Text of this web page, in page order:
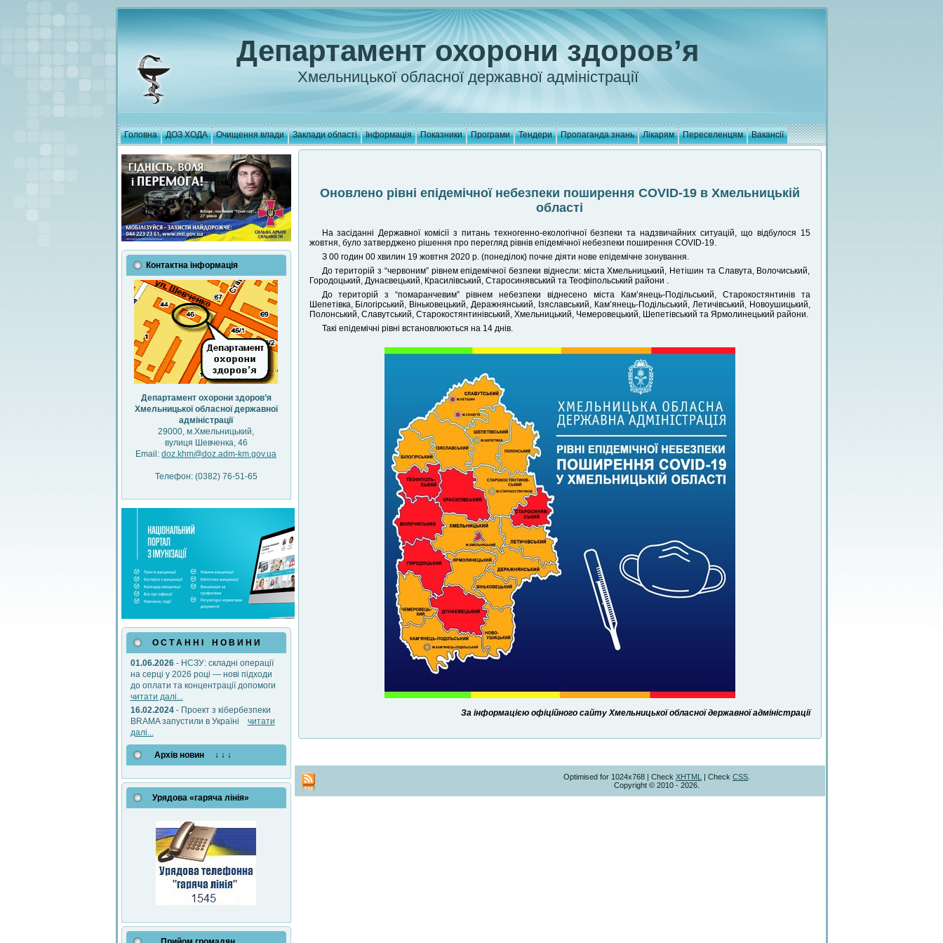
Департамент охорони здоров’я
Хмельницької обласної державної адміністрації
Головна ДОЗ ХОДА Очищення влади Заклади області Інформація Показники Програми Тендери Пропаганда знань Лікарям Переселенцям Вакансії
Контактна інформація
Департамент охорони здоров’я
Хмельницької обласної державної
адміністрації
29000, м.Хмельницький,
вулиця Шевченка, 46
Email: doz.khm@doz.adm-km.gov.ua
Телефон: (0382) 76-51-65
О С Т А Н Н І Н О В И Н И
01.06.2026- НСЗУ: складні операції
на серці у 2026 році — нові підходи
до оплати та концентрації допомоги
читати далі...
16.02.2024- Проект з кібербезпеки
BRAMA запустили в Україні читати
далі...
Архів новин ↓ ↓ ↓
Урядова «гаряча лінія»
Оновлено рівні епідемічної небезпеки поширення COVID-19 в Хмельницькій
області
На засіданні Державної комісії з питань техногенно-екологічної безпеки та надзвичайних ситуацій, що відбулося 15
жовтня, було затверджено рішення про перегляд рівнів епідемічної небезпеки поширення COVID-19.
З 00 годин 00 хвилин 19 жовтня 2020 р. (понеділок) почне діяти нове епідемічне зонування.
До територій з “червоним” рівнем епідемічної безпеки віднесли: міста Хмельницький, Нетішин та Славута, Волочиський,
Городоцький, Дунаєвецький, Красилівський, Старосинявський та Теофіпольський райони .
До територій з “помаранчевим” рівнем небезпеки віднесено міста Кам’янець-Подільський, Старокостянтинів та
Шепетівка, Білогірський, Віньковецький, Деражнянський, Ізяславський, Кам’янець-Подільський, Летичівський, Новоушицький,
Полонський, Славутський, Старокостянтинівський, Хмельницький, Чемеровецький, Шепетівський та Ярмолинецький райони.
Такі епідемічні рівні встановлюються на 14 днів.
За інформацією офіційного сайту Хмельницької обласної державної адміністрації
Optimised for 1024x768 | Check XHTML | Check CSS
Copyright © 2010 - 2026.